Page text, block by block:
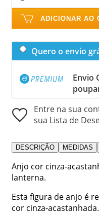
ADICIONAR AO
Quero o envio
Envio
Entre na sua
sua Lista de
DESCRIÇÃO MEDIDAS
Anjo cor cinza-
lanterna.
Esta figura de anjo é
cor cinza-acastanhada.